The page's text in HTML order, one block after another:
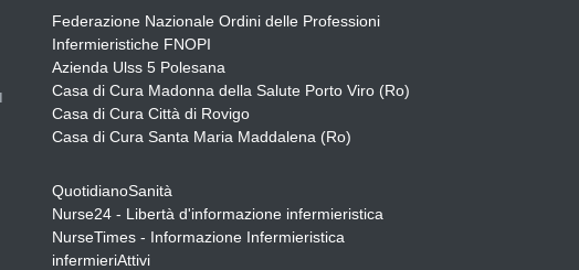
Federazione Nazionale Ordini delle Professioni
Infermieristiche FNOPI
Azienda Ulss 5 Polesana
Casa di Cura Madonna della Salute Porto Viro (Ro)
Casa di Cura Città di Rovigo
Casa di Cura Santa Maria Maddalena (Ro)
QuotidianoSanità
Nurse24 - Libertà d'informazione infermieristica
NurseTimes - Informazione Infermieristica
infermieriAttivi